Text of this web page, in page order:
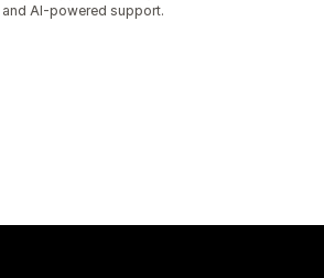
and AI-powered support.